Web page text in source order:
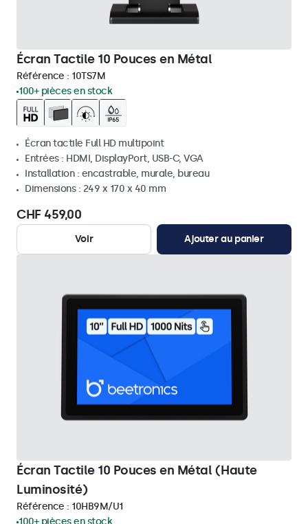
Écran Tactile 10 Pouces en Métal
Référence : 10TS7M
100+ pièces en stock
Écran tactile Full HD multipoint
Entrées : HDMI, DisplayPort, USB-C, VGA
Installation : encastrable, murale, bureau
Dimensions : 249 x 170 x 40 mm
CHF 459,00
Voir Ajouter au panier
Écran Tactile 10 Pouces en Métal (Haute
Luminosité)
Référence : 10HB9M/U1
100+ pièces en stock